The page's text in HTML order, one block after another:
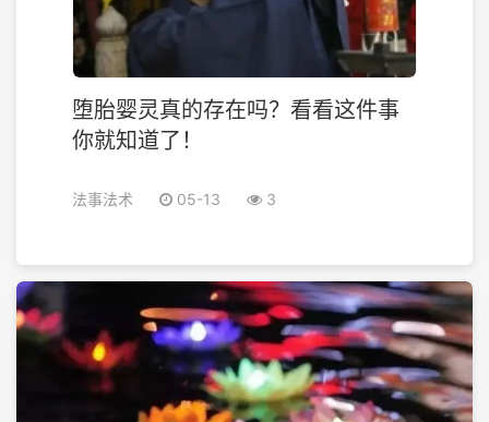
堕胎婴灵真的存在吗？看看这件事
你就知道了！
法事法术 05-13 3